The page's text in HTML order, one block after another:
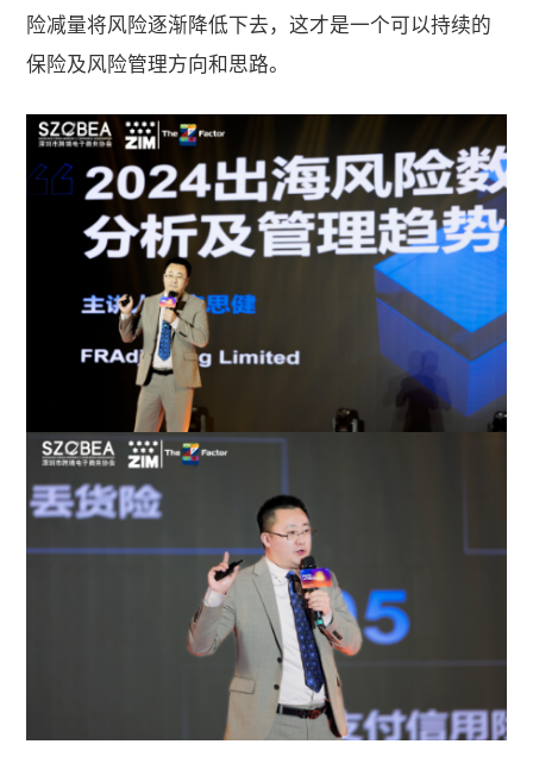
险减量将风险逐渐降低下去，这才是一个可以持续的
保险及风险管理方向和思路。